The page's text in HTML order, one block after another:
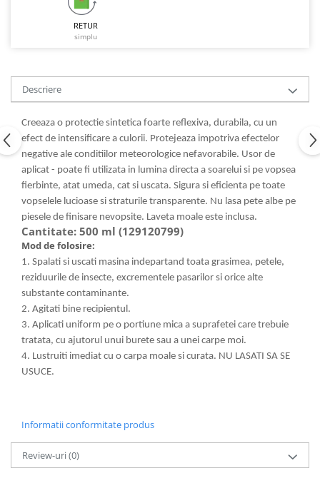
Odorizante Camera
Odorizante Speciale
Solutii de indepartarea cimentului
Articole de bucatarie si catering
Folii si ambalaje
Vesela de unica folosinta
Dispensere
Dispensere folie
Dispensere hartie
Dispensere sapun
HARTIE
Hartie igienica
Prosoape pliate
Role medicale
Role prosop
Manusi
Manusi medicale
Manusi menaj
Pamatuf praf
Pompa apa masina de carotat
Saci de menaj
Sisteme mopuri preimpregnate
Sistem unica folosinta
RETUR
simplu
Descriere
Creeaza o protectie sintetica foarte reflexiva, durabila, cu un
efect de intensificare a culorii. Protejeaza impotriva efectelor
negative ale conditiilor meteorologice nefavorabile. Usor de
aplicat - poate fi utilizata in lumina directa a soarelui si pe vopsea
fierbinte, atat umeda, cat si uscata. Sigura si eficienta pe toate
vopselele lucioase si straturile transparente. Nu lasa pete albe pe
piesele de finisare nevopsite. Laveta moale este inclusa.
Cantitate: 500 ml (129120799)
Mod de folosire:
1. Spalati si uscati masina indepartand toata grasimea, petele,
reziduurile de insecte, excrementele pasarilor si orice alte
substante contaminante.
2. Agitati bine recipientul.
3. Aplicati uniform pe o portiune mica a suprafetei care trebuie
tratata, cu ajutorul unui burete sau a unei carpe moi.
4. Lustruiti imediat cu o carpa moale si curata. NU LASATI SA SE
USUCE.
Informatii conformitate produs
Review-uri(0)